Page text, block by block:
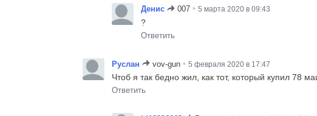
Денис 007 • 5 марта 2020 в 09:43
?
Ответить
Руслан vov-gun • 5 февраля 2020 в 17:47
Чтоб я так бедно жил, как тот, который купил 78
Ответить